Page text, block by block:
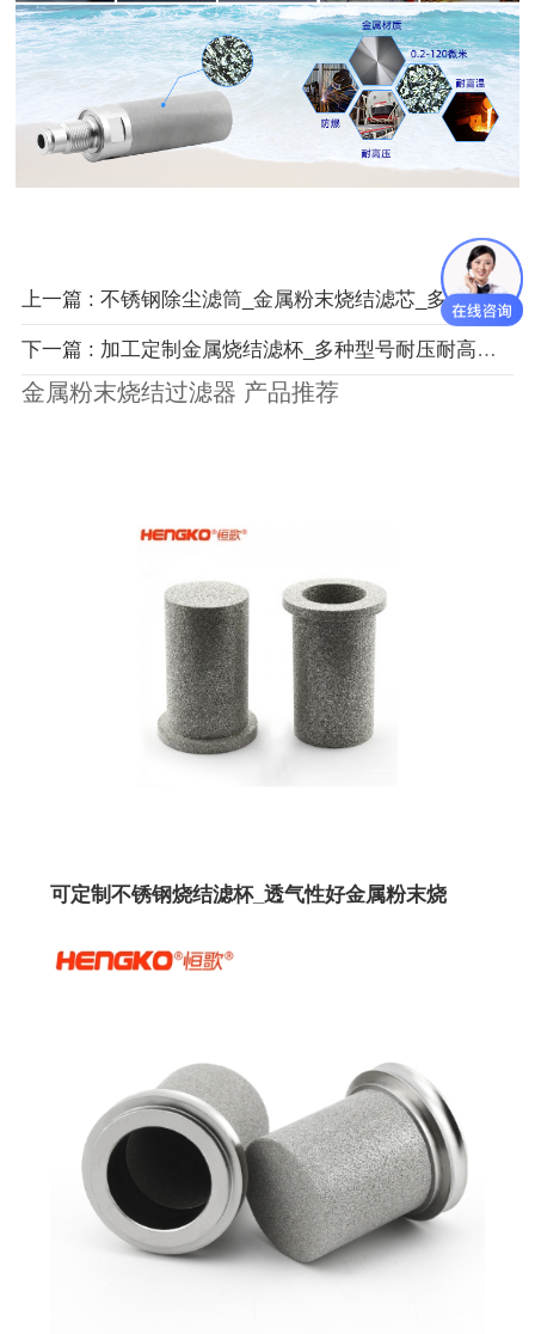
上一篇 : 不锈钢除尘滤筒_金属粉末烧结滤芯_多孔烧结金属滤杯
下一篇 : 加工定制金属烧结滤杯_多种型号耐压耐高温不锈钢过滤器
金属粉末烧结过滤器 产品推荐
可定制不锈钢烧结滤杯_透气性好金属粉末烧